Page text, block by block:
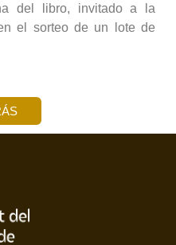
del libro, invitado a la
el sorteo de un lote de